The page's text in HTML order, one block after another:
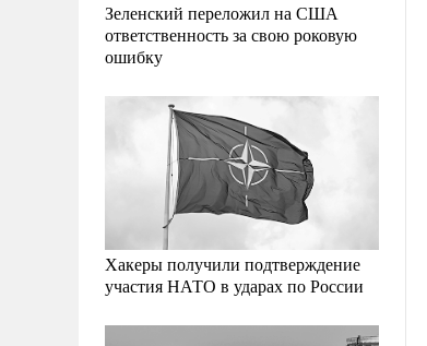
Зеленский переложил на США
ответственность за свою роковую
ошибку
Хакеры получили подтверждение
участия НАТО в ударах по России